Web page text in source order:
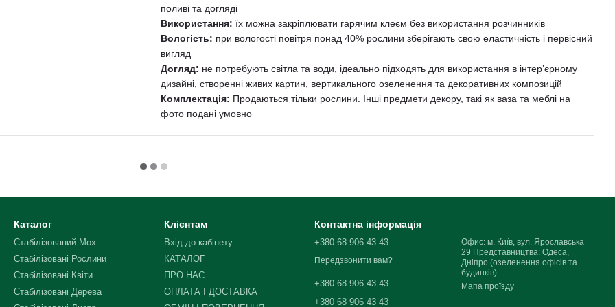
поливі та догляді
Використання: їх можна закріплювати гарячим клеєм без використання розчинників
Вологість: при вологості повітря понад 40% рослини зберігають свою еластичність і первісний
вигляд
Догляд: не потребують світла та води, ідеально підходять для використання в інтер’єрному
дизайні, створенні живих картин, вертикального озеленення та декоративних композицій
Комплектація: Продаються тільки рослини. Інші предмети декору, такі як ваза та меблі на
фото подані умовно
Каталог
Стабілізований Мох
Стабілізованi Рослини
Стабілізованi Квiти
Стабілізовані Дерева
Клієнтам
Вхід до кабінету
КАТАЛОГ
ПРО НАС
ОПЛАТА І ДОСТАВКА
Контактна інформація
+380 68 906 43 43
Передзвонити вам?
+380 68 906 43 43
+380 68 906 43 43
Офис: м. Київ, вул. Ярославська
29 Представництва: Одеса,
Дніпро (озеленення офісів та
будинків)
Мапа проїзду